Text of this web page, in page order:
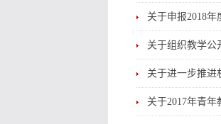
关于申报2018
关于组织教学公
关于进一步推进
关于2017年青